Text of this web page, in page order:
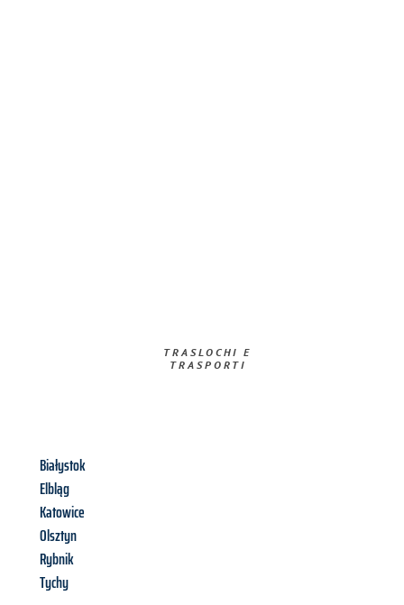
TRASLOCHI E
TRASPORTI​
Białystok
Elbląg
Katowice
Olsztyn
Rybnik
Tychy